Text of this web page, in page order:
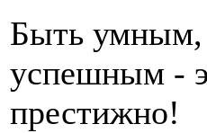
Быть умным,
успешным -
престижно!